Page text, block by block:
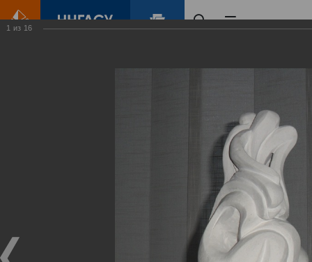
1 из 16